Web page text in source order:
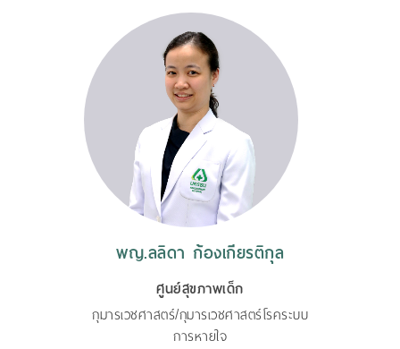
พญ.ลลิดา ก้องเกียรติกุล
ศูนย์สุขภาพเด็ก
กุมารเวชศาสตร์/กุมารเวชศาสตร์โรคระบบ
การหายใจ